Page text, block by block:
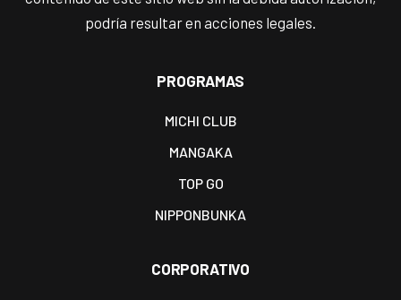
podría resultar en acciones legales.
PROGRAMAS
MICHI CLUB
MANGAKA
TOP GO
NIPPONBUNKA
CORPORATIVO